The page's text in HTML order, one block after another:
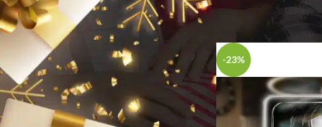
ÜRÜN KATEGORILERI
FIYATA GÖRE
Ana Sayfa Aksesuar
-23%